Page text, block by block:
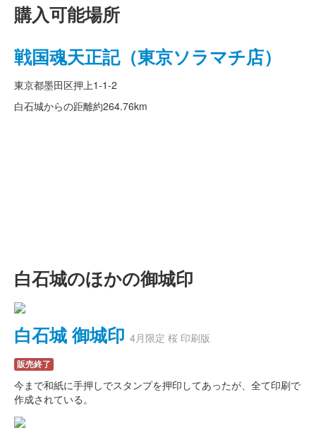
購入可能場所
戦国魂天正記（東京ソラマチ店）
東京都墨田区押上1-1-2
白石城からの距離約264.76km
白石城のほかの御城印
白石城 御城印 4月限定 桜 印刷版
販売終了
今まで和紙に手押しでスタンプを押印してあったが、全て印刷で
作成されている。